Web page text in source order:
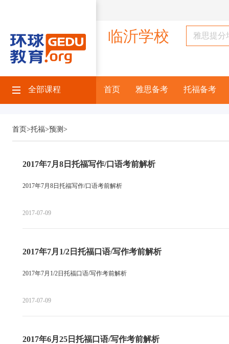
临沂学校
全部课程 首页 雅思备考 托福备考
首页>托福>预测>
2017年7月8日托福写作/口语考前解析
2017年7月8日托福写作/口语考前解析
2017-07-09
2017年7月1/2日托福口语/写作考前解析
2017年7月1/2日托福口语/写作考前解析
2017-07-09
2017年6月25日托福口语/写作考前解析